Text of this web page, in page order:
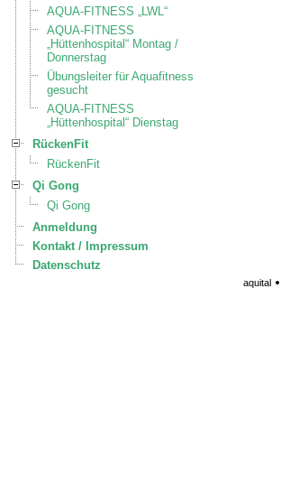
AQUA-FITNESS „LWL“
AQUA-FITNESS
„Hüttenhospital“ Montag /
Donnerstag
Übungsleiter für Aquafitness
gesucht
AQUA-FITNESS
„Hüttenhospital“ Dienstag
RückenFit
RückenFit
Qi Gong
Qi Gong
Anmeldung
Kontakt / Impressum
Datenschutz
aquital